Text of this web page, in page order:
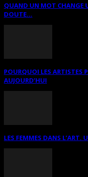
QUAND UN MOT CHANGE
DOUTE...
POURQUOI LES ARTISTES
AUJOURD’HUI
LES FEMMES DANS L’ART.